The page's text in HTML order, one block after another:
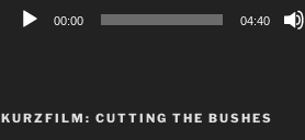
00:00 04:40
KURZFILM: CUTTING THE BUSHES